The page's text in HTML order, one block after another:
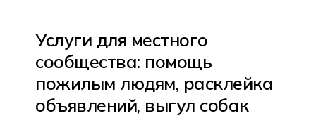
Услуги для местного
сообщества: помощь
пожилым людям, расклейка
объявлений, выгул собак